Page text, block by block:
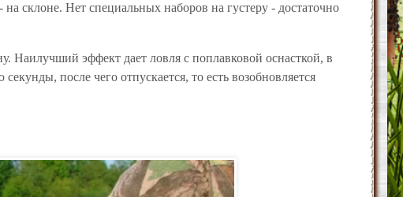
склоне. Нет специальных наборов на густеру - достаточно
Наилучший эффект дает ловля с поплавковой оснасткой, в
после чего отпускается, то есть возобновляется